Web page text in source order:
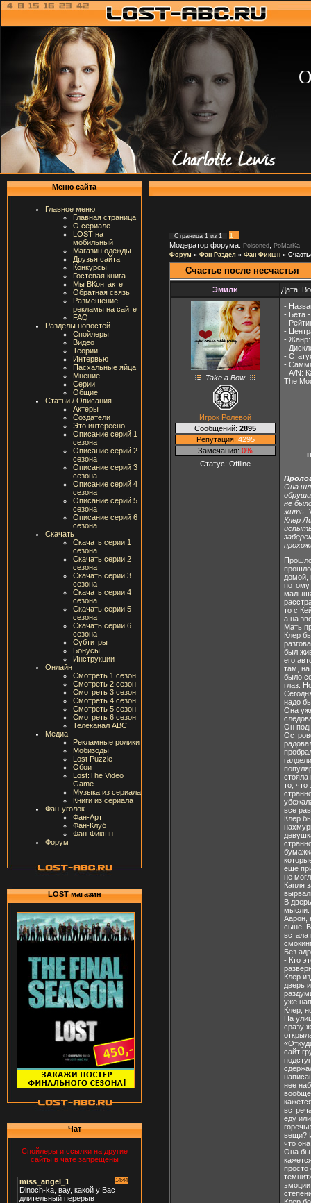
Меню сайта
Главное меню
Главная страница
О сериале
LOST на
мобильный
Магазин одежды
Друзья сайта
Конкурсы
Гостевая книга
Мы ВКонтакте
Обратная связь
Размещение
рекламы на сайте
FAQ
Разделы новостей
Спойлеры
Видео
Теории
Интервью
Пасхальные яйца
Мнение
Серии
Общие
Статьи / Описания
Актеры
Создатели
Это интересно
Описание серий 1
сезона
Описание серий 2
сезона
Описание серий 3
сезона
Описание серий 4
сезона
Описание серий 5
сезона
Описание серий 6
сезона
Скачать
Скачать серии 1
сезона
Скачать серии 2
сезона
Скачать серии 3
сезона
Скачать серии 4
сезона
Скачать серии 5
сезона
Скачать серии 6
сезона
Субтитры
Бонусы
Инструкции
Онлайн
Смотреть 1 сезон
Смотреть 2 сезон
Смотреть 3 сезон
Смотреть 4 сезон
Смотреть 5 сезон
Смотреть 6 сезон
Телеканал ABC
Медиа
Рекламные ролики
Мобизоды
Lost Puzzle
Обои
Lost:The Video
Game
Музыка из сериала
Книги из сериала
Фан-уголок
Фан-Арт
Фан-Клуб
Фан-Фикшн
Форум
LOST магазин
Чат
Спойлеры и ссылки на другие
сайты в чате запрещены
Страница 1 из 1
1
Модератор форума: Poisoned
PoMarKa
Форум » Фан Раздел » Фан Фикшн »
Счастье после несчастья
Эмили Дата:
Take a Bow
Игрок Ролевой
Сообщений: 2895
Репутация: 4295
Замечания: 0%
Статус: Offline
-
- Бета
-
-
- Жанр:
-
-
-
- A/N:
The
Она
не
жить.
Клер
домой,
потому
малыша
то с
а на
Мать
Клер
был
его
там, на
было
глаз.
надо
Она
Он
стояла
то, что
все
Клер
еще
не
Капля
В
мысли.
Аарон,
сыне. В
встала
Без
- Кто
Клер
дверь
уже
Клер,
На
сразу
сайт
нее
еду
вещи?
что
Она
просто